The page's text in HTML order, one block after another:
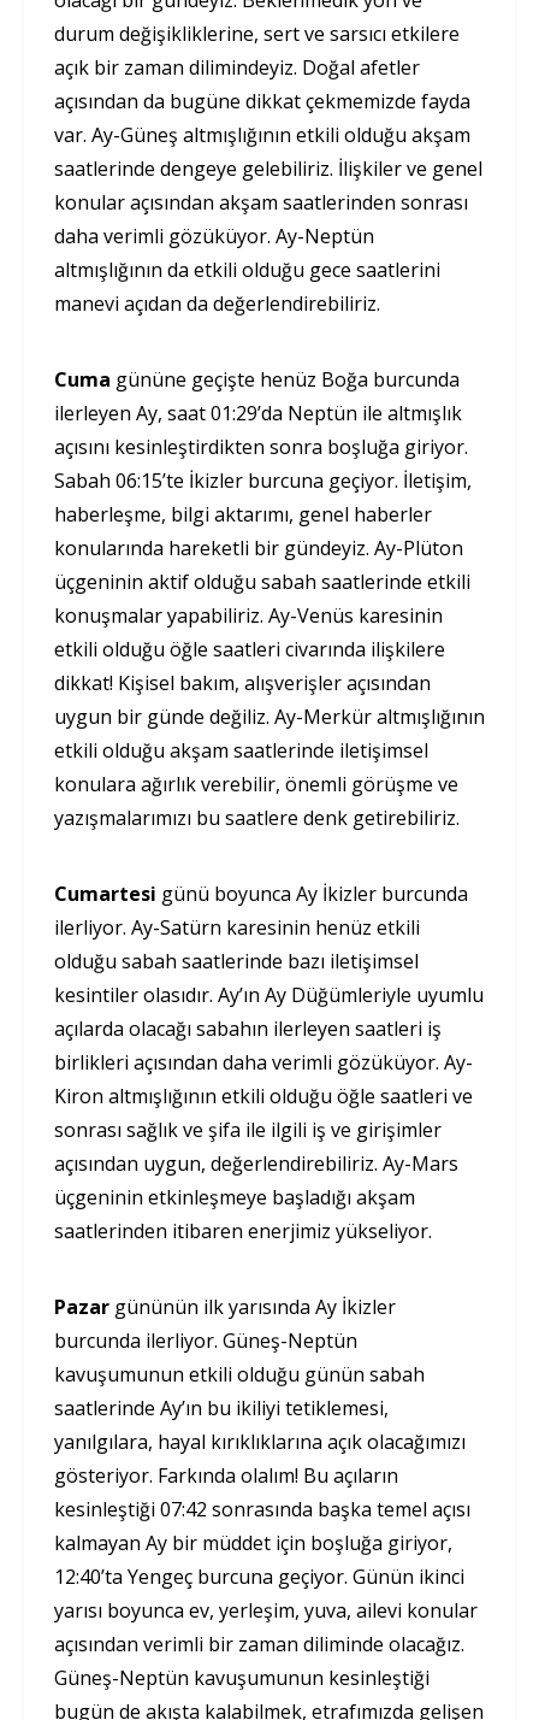
durum değişikliklerine, sert ve sarsıcı etkilere
açık bir zaman dilimindeyiz. Doğal afetler
açısından da bugüne dikkat çekmemizde fayda
var. Ay-Güneş altmışlığının etkili olduğu akşam
saatlerinde dengeye gelebiliriz. İlişkiler ve genel
konular açısından akşam saatlerinden sonrası
daha verimli gözüküyor. Ay-Neptün
altmışlığının da etkili olduğu gece saatlerini
manevi açıdan da değerlendirebiliriz.
Cuma gününe geçişte henüz Boğa burcunda
ilerleyen Ay, saat 01:29’da Neptün ile altmışlık
açısını kesinleştirdikten sonra boşluğa giriyor.
Sabah 06:15’te İkizler burcuna geçiyor. İletişim,
haberleşme, bilgi aktarımı, genel haberler
konularında hareketli bir gündeyiz. Ay-Plüton
üçgeninin aktif olduğu sabah saatlerinde etkili
konuşmalar yapabiliriz. Ay-Venüs karesinin
etkili olduğu öğle saatleri civarında ilişkilere
dikkat! Kişisel bakım, alışverişler açısından
uygun bir günde değiliz. Ay-Merkür altmışlığının
etkili olduğu akşam saatlerinde iletişimsel
konulara ağırlık verebilir, önemli görüşme ve
yazışmalarımızı bu saatlere denk getirebiliriz.
Cumartesi günü boyunca Ay İkizler burcunda
ilerliyor. Ay-Satürn karesinin henüz etkili
olduğu sabah saatlerinde bazı iletişimsel
kesintiler olasıdır. Ay’ın Ay Düğümleriyle uyumlu
açılarda olacağı sabahın ilerleyen saatleri iş
birlikleri açısından daha verimli gözüküyor. Ay-
Kiron altmışlığının etkili olduğu öğle saatleri ve
sonrası sağlık ve şifa ile ilgili iş ve girişimler
açısından uygun, değerlendirebiliriz. Ay-Mars
üçgeninin etkinleşmeye başladığı akşam
saatlerinden itibaren enerjimiz yükseliyor.
Pazar gününün ilk yarısında Ay İkizler
burcunda ilerliyor. Güneş-Neptün
kavuşumunun etkili olduğu günün sabah
saatlerinde Ay’ın bu ikiliyi tetiklemesi,
yanılgılara, hayal kırıklıklarına açık olacağımızı
gösteriyor. Farkında olalım! Bu açıların
kesinleştiği 07:42 sonrasında başka temel açısı
kalmayan Ay bir müddet için boşluğa giriyor,
12:40’ta Yengeç burcuna geçiyor. Günün ikinci
yarısı boyunca ev, yerleşim, yuva, ailevi konular
açısından verimli bir zaman diliminde olacağız.
Güneş-Neptün kavuşumunun kesinleştiği
bugün de akışta kalabilmek, etrafımızda gelişen